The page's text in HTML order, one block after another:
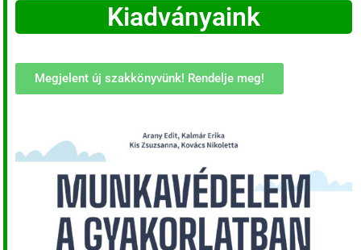
Kiadványaink
Megjelent új szakkönyvünk! Rendelje meg!